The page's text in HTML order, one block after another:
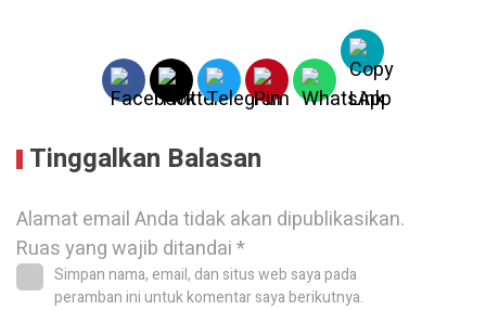
Tinggalkan Balasan
Alamat email Anda tidak akan dipublikasikan.
Ruas yang wajib ditandai*
Simpan nama, email, dan situs web saya pada
peramban ini untuk komentar saya berikutnya.